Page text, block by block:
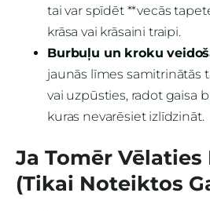
tai var spīdēt **vecās
krāsa vai krāsaini traipi.
Burbuļu un kroku
jaunās līmes samitrinātās
vai uzpūsties, radot gaisa
kuras nevarēsiet izlīdzināt.
Ja Tomēr Vēlaties
(Tikai Noteiktos